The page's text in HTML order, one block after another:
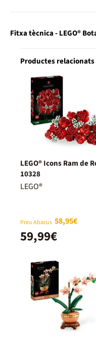
Fitxa tècnica - LEGO®
Productes relacionats
LEGO® Icons Ram de
10328
LEGO®
Preu Abacus 58,95€
59,99€